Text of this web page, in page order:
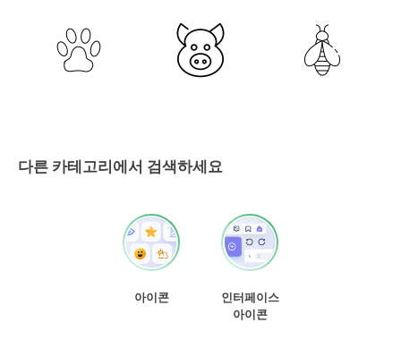
다른 카테고리에서 검색하세요
아이콘
인터페이스
아이콘